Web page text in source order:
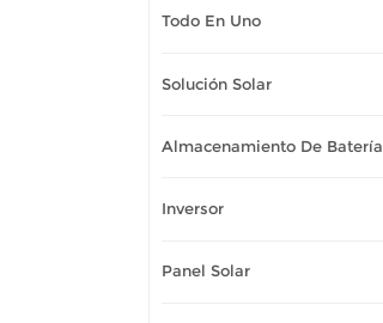
Todo En Uno
Solución Solar
Almacenamiento De Batería
Inversor
Panel Solar